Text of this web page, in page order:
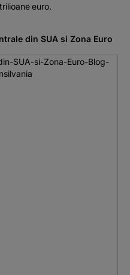
euro.
din SUA si Zona Euro